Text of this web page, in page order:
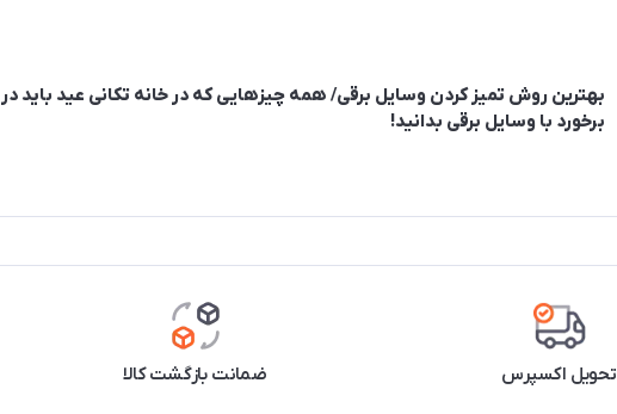
بهترین روش تمیز کردن وسایل برقی/ همه چیزهایی که در خانه تکانی عید باید در
برخورد با وسایل برقی بدانید!
تحویل اکسپرس ضمانت بازگشت کالا